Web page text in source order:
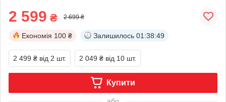
2 599 ₴ 2 699 ₴
Економія 100 ₴ Залишилось 01:38:49
2 499 ₴ від 2 шт. 2 049 ₴ від 10 шт.
Купити